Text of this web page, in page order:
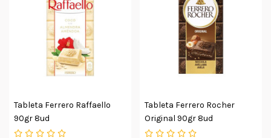
Tableta Ferrero Raffaello
90gr 8ud
Tableta Ferrero Rocher
Original 90gr 8ud